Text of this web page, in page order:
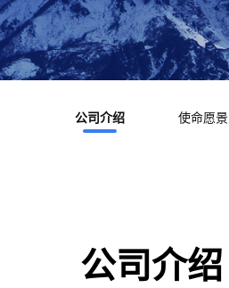
公司介绍 使命愿景
公司介绍